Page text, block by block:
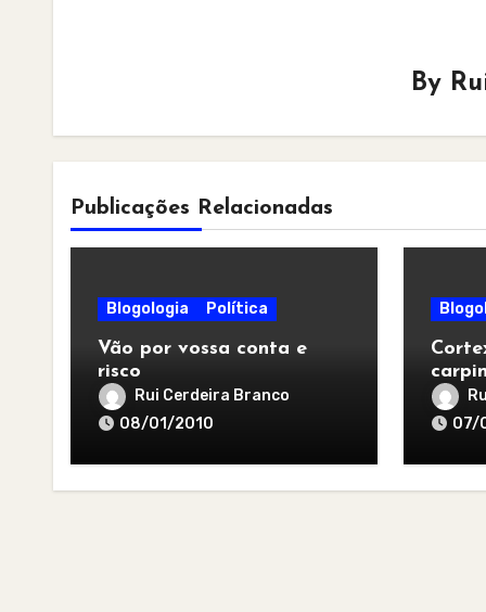
By
Publicações Relacionadas
Blogologia Política
Vão por vossa conta e
risco
Rui Cerdeira Branco
08/01/2010
07/